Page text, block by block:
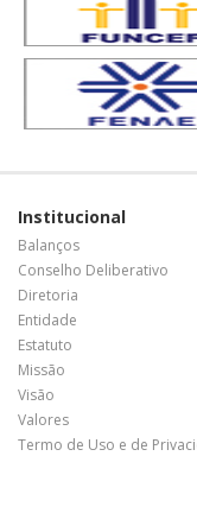
Institucional
Balanços
Conselho Deliberativo
Diretoria
Entidade
Estatuto
Missão
Visão
Valores
Termo de Uso e de